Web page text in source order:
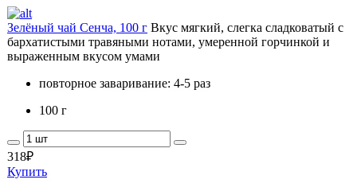
Зелёный чай Сенча, 100 г Вкус мягкий, слегка сладковатый с
бархатистыми травяными нотами, умеренной горчинкой и
выраженным вкусом умами
повторное заваривание: 4-5 раз
100 г
318₽
Купить